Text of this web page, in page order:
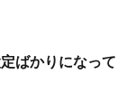
ばかりになって